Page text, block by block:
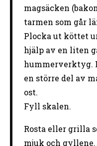
magsäcken
tarmen som går
Plocka ut köttet
hjälp av en liten
hummerverktyg.
en större del av
ost.
Fyll skalen.
Rosta eller grilla
mjuk och gyllene.